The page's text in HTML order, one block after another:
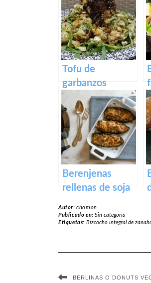
ROJO
Tofu de
garbanzos
Revuelto para el
desayuno con
trocitos
ahumados
Berenjenas
rellenas de soja
Autor:chomon
Publicado en:Sin categoría
Etiquetas: Bizcocho integral de
BERLINAS O DONUTS